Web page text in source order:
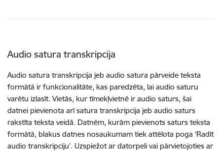
Audio satura transkripcija
Audio satura transkripcija jeb audio satura pārveide teksta
formātā ir funkcionalitāte, kas paredzēta, lai audio saturu
varētu izlasīt. Vietās, kur tīmekļvietnē ir audio saturs, šai
datnei pievienota arī satura transkripcija jeb audio saturs
rakstīta teksta veidā. Datnēm, kurām pievienots saturs teksta
formātā, blakus datnes nosaukumam tiek attēlota poga ‘Radīt
audio transkripciju’. Uzspiežot ar datorpeli vai pārvietojoties ar